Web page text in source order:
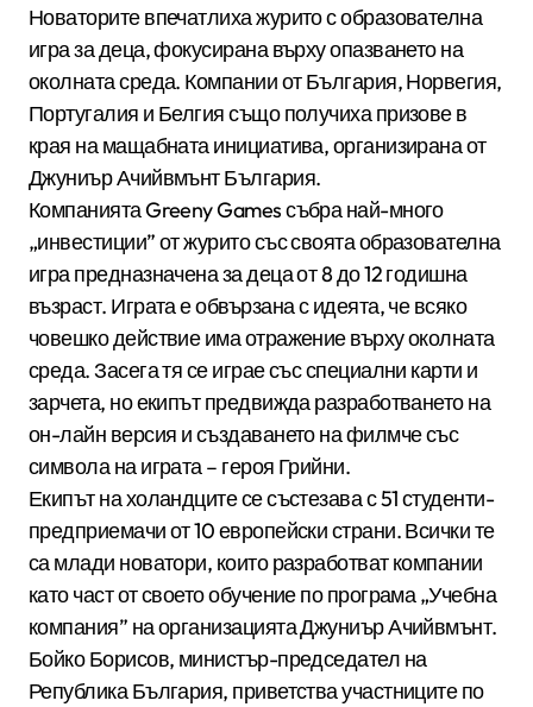
Новаторите впечатлиха журито с образователна
игра за деца, фокусирана върху опазването на
околната среда. Компании от България, Норвегия,
Португалия и Белгия също получиха призове в
края на мащабната инициатива, организирана от
Джуниър Ачийвмънт България.
Компанията Greeny Games събра най-много
„инвестиции” от журито със своята образователна
игра предназначена за деца от 8 до 12 годишна
възраст. Играта е обвързана с идеята, че всяко
човешко действие има отражение върху околната
среда. Засега тя се играе със специални карти и
зарчета, но екипът предвижда разработването на
он-лайн версия и създаването на филмче със
символа на играта – героя Грийни.
Екипът на холандците се състезава с 51 студенти-
предприемачи от 10 европейски страни. Всички те
са млади новатори, които разработват компании
като част от своето обучение по програма „Учебна
компания” на организацията Джуниър Ачийвмънт.
Бойко Борисов, министър-председател на
Република България, приветства участниците по